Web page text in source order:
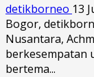
detikborneo 13
Bogor,
Nusantara,
berkesempatan
bertema...